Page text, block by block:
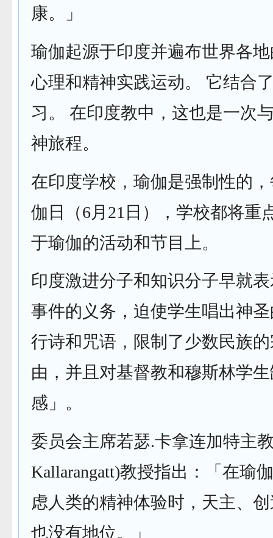
康。」
瑜伽起源于印度并遍布世界各
心理和精神实践运动。 它结合
习。 在印度教中，这也是一次
神旅程。
在印度学校，瑜伽是强制性的
伽日（6月21日），学校都将重
于瑜伽的活动和节目上。
印度激进分子和知识分子早就
事件的义务，迫使学生唱出神
行诗和咒语，限制了少数民族
由，并且对基督教和穆斯林学
感」。
委员会主席若瑟.卡拿连加特主教
Kallarangatt)教授指出：「在瑜
虑人类的精神体验时，天主、
也没有地位。」